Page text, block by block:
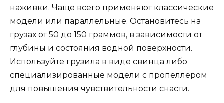
наживки. Чаще всего применяют классические
модели или параллельные. Остановитесь на
грузах от 50 до 150 граммов, в зависимости от
глубины и состояния водной поверхности.
Используйте грузила в виде свинца либо
специализированные модели с пропеллером
для повышения чувствительности снасти.